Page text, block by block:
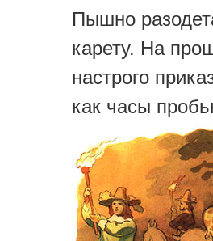
Пышно
карету. На
настрого
как часы